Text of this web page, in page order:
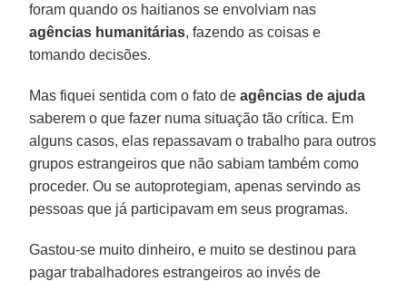
foram quando os haitianos se envolviam nas
agências humanitárias, fazendo as coisas e
tomando decisões.
Mas fiquei sentida com o fato deagências de ajuda
saberem o que fazer numa situação tão crítica. Em
alguns casos, elas repassavam o trabalho para outros
grupos estrangeiros que não sabiam também como
proceder. Ou se autoprotegiam, apenas servindo as
pessoas que já participavam em seus programas.
Gastou-se muito dinheiro, e muito se destinou para
pagar trabalhadores estrangeiros ao invés de